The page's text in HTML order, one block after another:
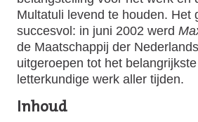
Multatuli levend te houden. Het
succesvol: in juni 2002 werd
de Maatschappij der
uitgeroepen tot het
letterkundige werk aller tijden.
Inhoud